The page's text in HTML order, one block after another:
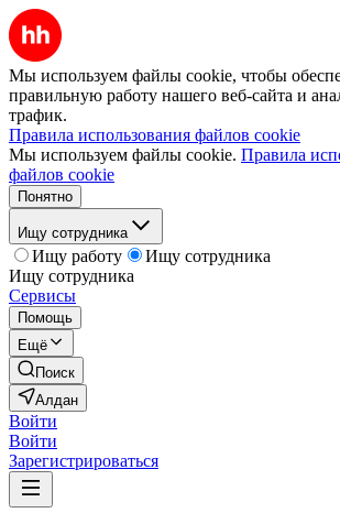
Мы используем файлы cookie, чтобы
правильную работу нашего веб-сайта и
трафик.
Правила использования файлов cookie
Мы используем файлы cookie. Правила
файлов cookie
Понятно
Ищу сотрудника
Ищу работу
Ищу сотрудника
Ищу сотрудника
Сервисы
Помощь
Ещё
Поиск
Алдан
Войти
Войти
Зарегистрироваться